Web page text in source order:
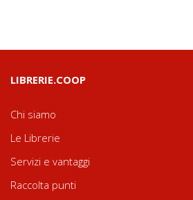
LIBRERIE.COOP
Chi siamo
Le Librerie
Servizi e vantaggi
Raccolta punti